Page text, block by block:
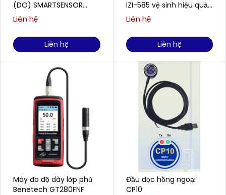
(DO) SMARTSENSOR
AR8210 (0,00 ~ 20,00
Liên hệ
Liên hệ
Máy đo độ dày lớp phủ
Benetech GT280FNF
IZI-585 vệ sinh hiệu quả
cho doanh nghiệp
Liên hệ
Liên hệ
Đầu đọc hồng ngoại
CP10